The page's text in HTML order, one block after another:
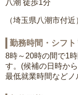
八潮 徒歩1分
（埼玉県八潮市付近
勤務時間・シフト
8時～20時の間で1
す。(候補の日時か
最低就業時間などノ